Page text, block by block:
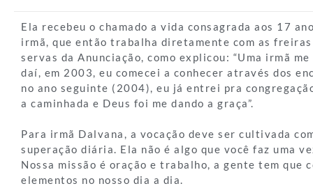
Ela recebeu o chamado a vida consagrada aos 17
irmã, que então trabalha diretamente com as
servas da Anunciação, como explicou: “Uma irmã
daí, em 2003, eu comecei a conhecer através dos
no ano seguinte (2004), eu já entrei pra
a caminhada e Deus foi me dando a graça”.
Para irmã Dalvana, a vocação deve ser cultivada
superação diária. Ela não é algo que você faz uma
Nossa missão é oração e trabalho, a gente tem que
elementos no nosso dia a dia.